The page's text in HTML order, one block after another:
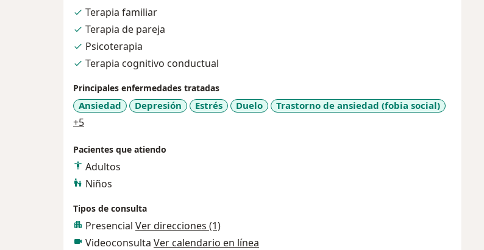
Conmigo encontrarás la ayuda a través de intervención psicológica clínica directa
integral, especializado en Psicoterapia Cognitivo Conductual, pero con un
principio holístico, lo que permite utilizar diferentes técnicas para la solución a la
necesidad del paciente, permitiendole recuperar su estabilidad de vida.
Cuando desconocemos lo que sentimos y el por qué, es natural sentir miedo,
zozobra y ganas de salir corriendo, dejar todo atrás. No temas, Contáctanos y
con gusto podemos colaborarte a resolver todas tus dudas y ofrecerte la ayuda
Terapia familiar
Terapia de pareja
Psicoterapia
Terapia cognitivo conductual
Principales enfermedades tratadas
Ansiedad Depresión Estrés Duelo Trastorno de ansiedad (fobia social)
+5a11y_sr_more_diseases
Pacientes que atiendo
Adultos
Niños
Tipos de consulta
Presencial Ver direcciones (1)
Videoconsulta Ver calendario en línea